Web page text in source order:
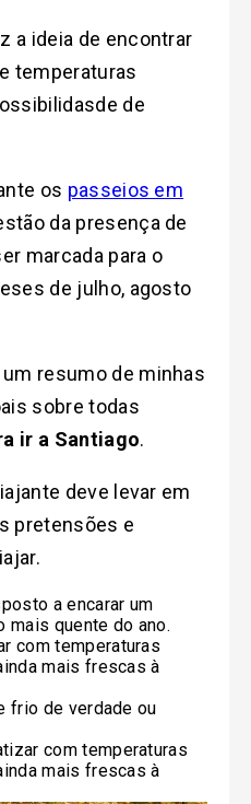
a ideia de encontrar
temperaturas
de
os passeios em
da presença de
marcada para o
de julho, agosto
resumo de minhas
sobre todas
ir a Santiago.
deve levar em
pretensões e
a encarar um
mais quente do ano.
com temperaturas
mais frescas à
frio de verdade ou
com temperaturas
mais frescas à